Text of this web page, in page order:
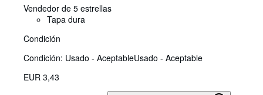
Vendedor de 5 estrellas
Tapa dura
Condición
Condición: Usado - AceptableUsado - Aceptable
EUR 3,43